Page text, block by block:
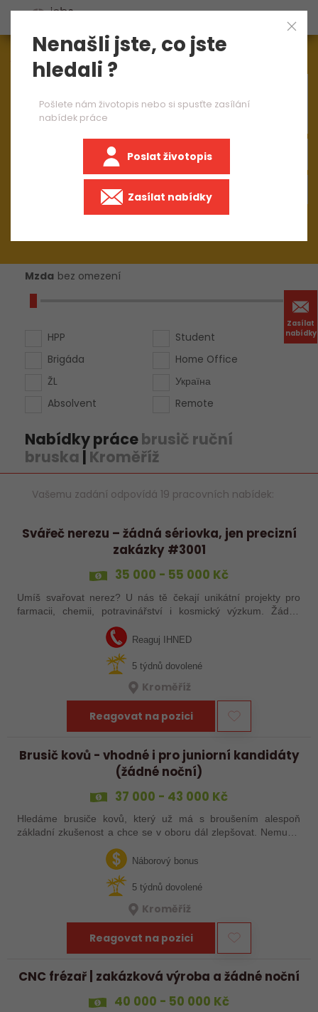
Zasílat
nabídky
Aktuálně1544nabídek práce
Mzda bez omezení
HPP
Brigáda
ŽL
Absolvent
Student
Home Office
Україна
Remote
Nabídky prácebrusič ruční
bruska | Kroměříž
Vašemu zadání odpovídá 19 pracovních nabídek:
Svářeč nerezu – žádná sériovka, jen precizní
zakázky #3001
35 000 - 55 000 Kč
Umíš svařovat nerez? U nás tě čekají unikátní projekty pro
farmacii, chemii, potravinářství i kosmický výzkum. Žádná
rutina, ale precizní práce, která má smysl.
Reaguj IHNED
5 týdnů dovolené
Kroměříž
Reagovat na pozici
Brusič kovů - vhodné i pro juniorní kandidáty
(žádné noční)
37 000 - 43 000 Kč
Hledáme brusiče kovů, který už má s broušením alespoň
základní zkušenost a chce se v oboru dál zlepšovat. Nemusíš
abys už někdy pracoval…Náborový bonus
5 týdnů dovolené
Kroměříž
Reagovat na pozici
CNC frézař | zakázková výroba a žádné noční
40 000 - 50 000 Kč
Nenašli jste, co jste
hledali ?
Pošlete nám životopis nebo si spusťte zasílání
nabídek práce
Poslat životopis
Zasílat nabídky